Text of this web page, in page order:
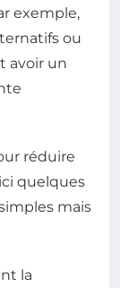
exemple,
ou
avoir un
réduire
quelques
mais
la